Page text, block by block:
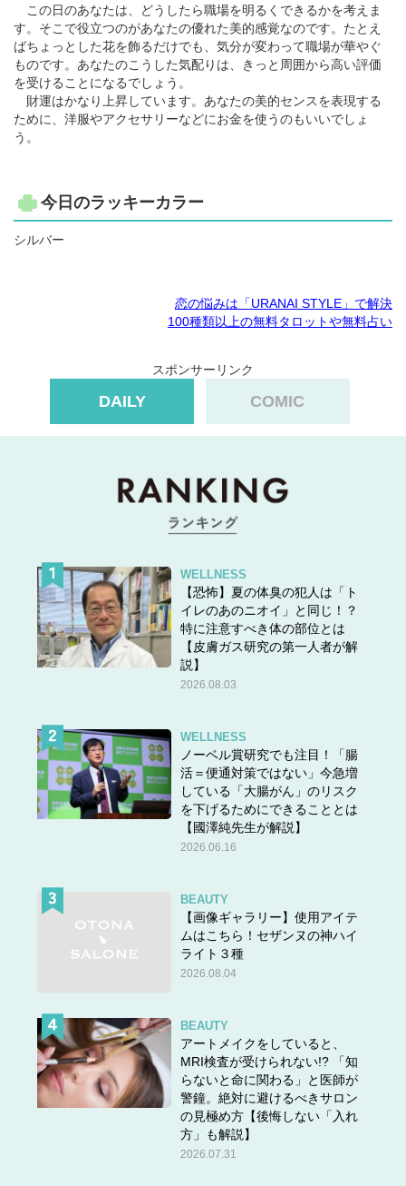
この日のあなたは、どうしたら職場を明るくできるかを考えま
す。そこで役立つのがあなたの優れた美的感覚なのです。たとえ
ばちょっとした花を飾るだけでも、気分が変わって職場が華やぐ
ものです。あなたのこうした気配りは、きっと周囲から高い評価
を受けることになるでしょう。
財運はかなり上昇しています。あなたの美的センスを表現する
ために、洋服やアクセサリーなどにお金を使うのもいいでしょ
う。
今日のラッキーカラー
シルバー
恋の悩みは「URANAI STYLE」で解決
100種類以上の無料タロットや無料占い
スポンサーリンク
DAILY COMIC
WELLNESS
【恐怖】夏の体臭の犯人は「ト
イレのあのニオイ」と同じ！？
特に注意すべき体の部位とは
【皮膚ガス研究の第一人者が解
説】
2026.08.03
WELLNESS
ノーベル賞研究でも注目！「腸
活＝便通対策ではない」今急増
している「大腸がん」のリスク
を下げるためにできることとは
【國澤純先生が解説】
2026.06.16
BEAUTY
【画像ギャラリー】使用アイテ
ムはこちら！セザンヌの神ハイ
ライト３種
2026.08.04
BEAUTY
アートメイクをしていると、
MRI検査が受けられない!? 「知
らないと命に関わる」と医師が
警鐘。絶対に避けるべきサロン
の見極め方【後悔しない「入れ
方」も解説】
2026.07.31